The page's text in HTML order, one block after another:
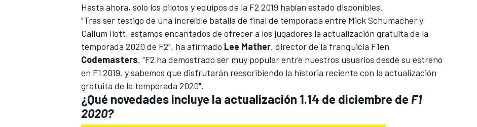
Hasta ahora, solo los pilotos y equipos de la F2 2019 habían estado disponibles.
"Tras ser testigo de una increíble batalla de final de temporada entre Mick Schumacher y
Callum Ilott, estamos encantados de ofrecer a los jugadores la actualización gratuita de la
temporada 2020 de F2", ha afirmado Lee Mather, director de la franquicia F1en
Codemasters. “F2 ha demostrado ser muy popular entre nuestros usuarios desde su estreno
en F1 2019, y sabemos que disfrutarán reescribiendo la historia reciente con la actualización
gratuita de la temporada 2020".
¿Qué novedades incluye la actualización 1.14 de diciembre de F1
2020?